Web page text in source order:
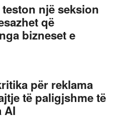
një seksion
që
bizneset e
për reklama
të paligjshme të
AI